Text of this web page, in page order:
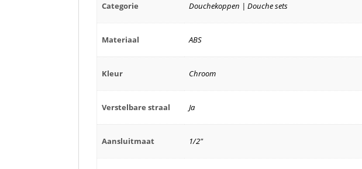
Categorie Douchekoppen | Douche sets
Materiaal ABS
Kleur Chroom
Verstelbare straal Ja
Aansluitmaat 1/2"